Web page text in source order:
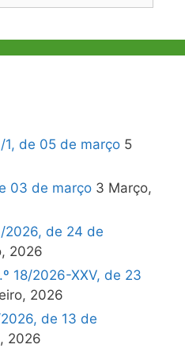
de 05 de março 5
03 de março 3 Março,
2026, de 24 de
2026
18/2026-XXV, de 23
2026
de 13 de
2026